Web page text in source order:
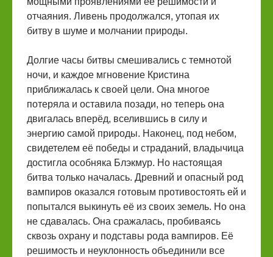
отчаяния. Ливень продолжался, утопая их
битву в шуме и молчании природы.
Долгие часы битвы смешивались с темнотой
ночи, и каждое мгновение Кристина
приближалась к своей цели. Она многое
потеряла и оставила позади, но теперь она
двигалась вперёд, вселившись в силу и
энергию самой природы. Наконец, под небом,
свидетелем её победы и страданий, владычица
достигла особняка Блэкмур. Но настоящая
битва только началась. Древний и опасный род
вампиров оказался готовым противостоять ей и
попытался выкинуть её из своих земель. Но она
не сдавалась. Она сражалась, пробиваясь
сквозь охрану и подставы рода вампиров. Её
решимость и неуклонность объединили все